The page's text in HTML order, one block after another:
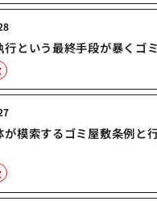
行という最終手段が暴くゴ
が模索するゴミ屋敷条例と